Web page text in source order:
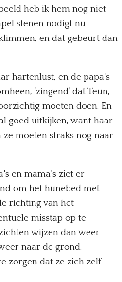
heb ik hem nog niet
stenen nodigt nu
en dat gebeurt dan
hartenlust, en de papa's
'zingend' dat Teun,
moeten doen. En
goed uitkijken, want haar
moeten straks nog naar
en mama's ziet er
om het hunebed met
richting van het
misstap op te
wijzen dan weer
naar de grond.
zorgen dat ze zich zelf